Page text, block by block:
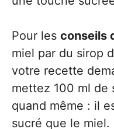
Pour les conseils
miel par du sirop
votre recette
mettez 100 ml de
quand même : il
sucré que le